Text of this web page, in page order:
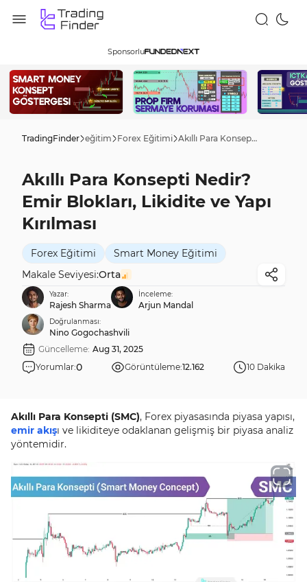
Sponsorlu
TradingFinder eğitim Forex Eğitimi Akıllı Para Konsepti Nedir? Emir Blokları, Likidite ve Yapı Kırılması
Akıllı Para Konsepti Nedir?
Emir Blokları, Likidite ve Yapı
Kırılması
Forex Eğitimi
Smart Money Eğitimi
Makale Seviyesi:Orta
Yazar:
Rajesh Sharma
İnceleme:
Arjun Mandal
Doğrulanması:
Nino Gogochashvili
Güncelleme: Aug 31, 2025
Yorumlar:0 Görüntüleme:12.162 10 Dakika
Akıllı Para Konsepti (SMC), Forex piyasasında piyasa yapısı,
emir akışı ve likiditeye odaklanan gelişmiş bir piyasa analiz
yöntemidir.